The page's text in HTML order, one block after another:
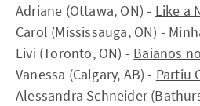
Adriane (Ottawa, ON) - Like a
Carol (Mississauga, ON) -
Livi (Toronto, ON) - Baianos
Vanessa (Calgary, AB) - Partiu
Alessandra Schneider